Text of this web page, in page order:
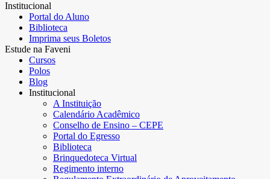
Institucional
Portal do Aluno
Biblioteca
Imprima seus Boletos
Estude na Faveni
Cursos
Polos
Blog
Institucional
A Instituição
Calendário Acadêmico
Conselho de Ensino – CEPE
Portal do Egresso
Biblioteca
Brinquedoteca Virtual
Regimento interno